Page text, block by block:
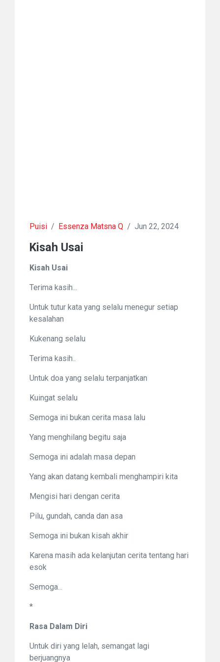
Puisi / Essenza Matsna Q / Jun 22, 2024
Kisah Usai
Kisah Usai
Terima kasih...
Untuk tutur kata yang selalu menegur setiap
kesalahan
Kukenang selalu
Terima kasih..
Untuk doa yang selalu terpanjatkan
Kuingat selalu
Semoga ini bukan cerita masa lalu
Yang menghilang begitu saja
Semoga ini adalah masa depan
Yang akan datang kembali menghampiri kita
Mengisi hari dengan cerita
Pilu, gundah, canda dan asa
Semoga ini bukan kisah akhir
Karena masih ada kelanjutan cerita tentang hari
esok
Semoga...
*
Rasa Dalam Diri
Untuk diri yang lelah, semangat lagi
berjuangnya